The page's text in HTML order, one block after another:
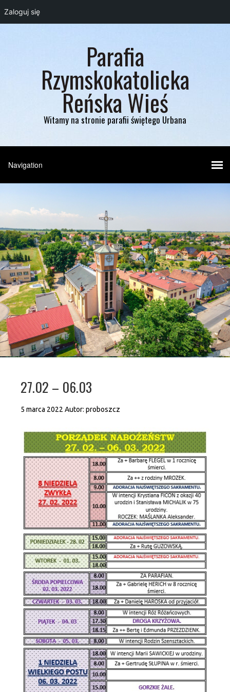
Parafia
Rzymskokatolicka
Reńska Wieś
Witamy na stronie parafii świętego Urbana
27.02 – 06.03
5 marca 2022 Autor: proboszcz
Zaloguj się